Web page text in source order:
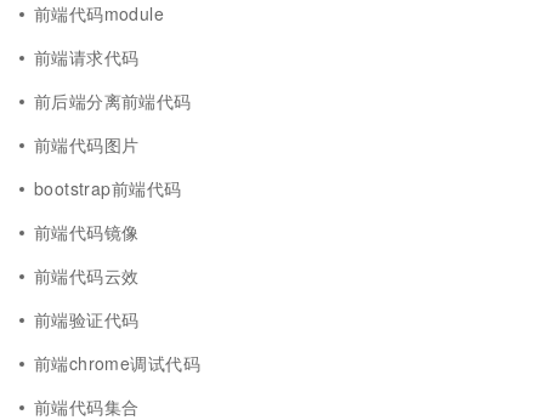
前端代码module
前端请求代码
前后端分离前端代码
前端代码图片
bootstrap前端代码
前端代码镜像
前端代码云效
前端验证代码
前端chrome调试代码
前端代码集合